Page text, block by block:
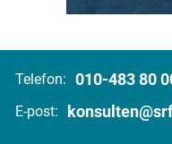
Telefon: 010-483 80
E-post: